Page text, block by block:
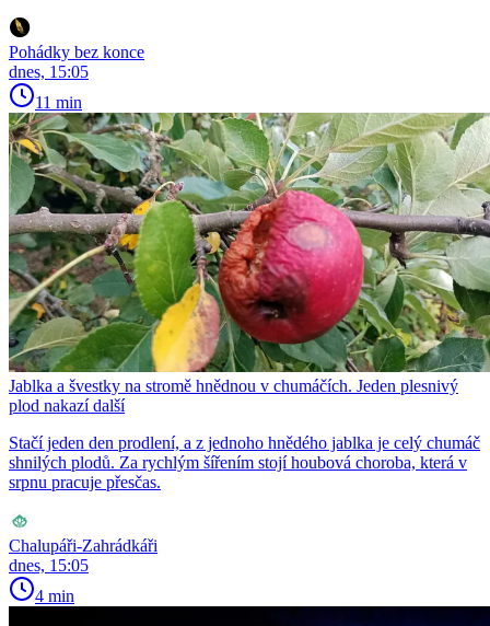
Pohádky bez konce
dnes, 15:05
11 min
Jablka a švestky na stromě hnědnou v chumáčích. Jeden plesnivý
plod nakazí další
Stačí jeden den prodlení, a z jednoho hnědého jablka je celý chumáč
shnilých plodů. Za rychlým šířením stojí houbová choroba, která v
srpnu pracuje přesčas.
Chalupáři-Zahrádkáři
dnes, 15:05
4 min